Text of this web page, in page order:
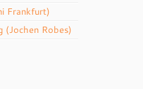
Frankfurt)
(Jochen Robes)